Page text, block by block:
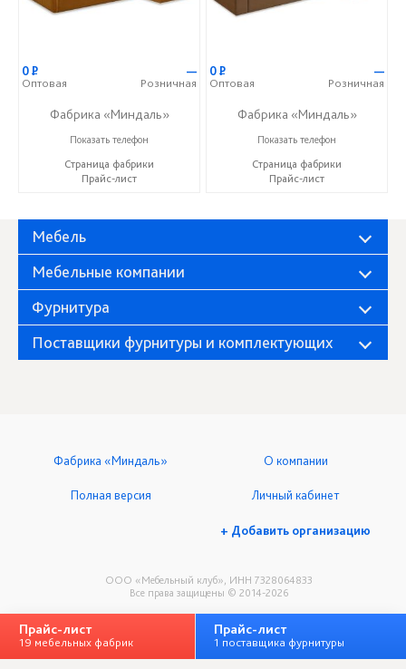
0Р
Оптовая
—
Розничная
Фабрика «Миндаль»
+7 (927) 630-62-82
Показать телефон
Страница фабрики
Прайс-лист
0Р
Оптовая
—
Розничная
Фабрика «Миндаль»
+7 (927) 630-62-82
Показать телефон
Страница фабрики
Прайс-лист
Мебель
Мебельные компании
Фурнитура
Поставщики фурнитуры и комплектующих
ООО «Мебельный клуб», ИНН 7328064833
Все права защищены © 2014-2026
Фабрика «Миндаль» О компании
Полная версия Личный кабинет
+ Добавить организацию
Прайс-лист
19 мебельных фабрик
Прайс-лист
1 поставщика фурнитуры